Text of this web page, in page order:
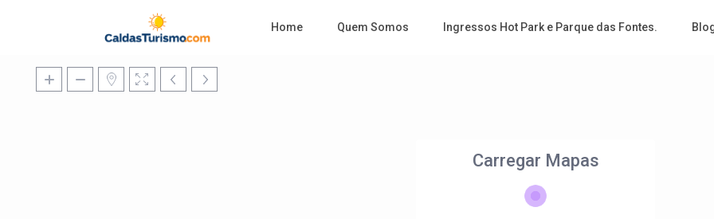
Home Quem Somos Ingressos Hot Park e Parque das Fontes.
Carregar Mapas